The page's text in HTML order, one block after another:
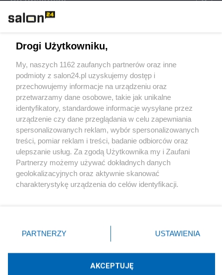
Sport
Społeczeństwo
Kultura
X Facebook Instagram Youtube
Drogi Użytkowniku,
My, naszych 1162 zaufanych partnerów oraz inne
podmioty z salon24.pl uzyskujemy dostęp i
przechowujemy informacje na urządzeniu oraz
przetwarzamy dane osobowe, takie jak unikalne
identyfikatory, standardowe informacje wysyłane przez
urządzenie czy dane przeglądania w celu zapewniania
spersonalizowanych reklam, wybór spersonalizowanych
treści, pomiar reklam i treści, badanie odbiorców oraz
ulepszanie usług. Za zgodą Użytkownika my i Zaufani
Partnerzy możemy używać dokładnych danych
geolokalizacyjnych oraz aktywnie skanować
charakterystykę urządzenia do celów identyfikacji.
zmienić/wycofać klikając przycisk ustawień prywatności
znajdujący się w lewym dolnym rogu strony
rodzaje przetwarzania danych nie wymagają zgody
użytkownika, ale masz prawo sprzeciwić się takiemu
przetwarzaniu. Preferencje będą miały zastosowania tylko
PARTNERZY USTAWIENIA
AKCEPTUJĘ